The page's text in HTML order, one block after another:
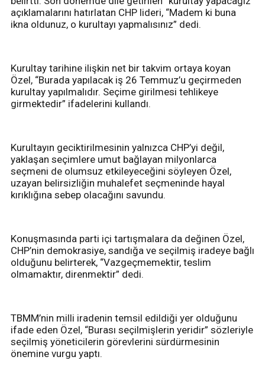
açıklamalarını hatırlatan CHP lideri, “Madem ki buna
ikna oldunuz, o kurultayı yapmalısınız” dedi.
Kurultay tarihine ilişkin net bir takvim ortaya koyan
Özel, “Burada yapılacak iş 26 Temmuz’u geçirmeden
kurultay yapılmalıdır. Seçime girilmesi tehlikeye
girmektedir” ifadelerini kullandı.
Kurultayın geciktirilmesinin yalnızca CHP’yi değil,
yaklaşan seçimlere umut bağlayan milyonlarca
seçmeni de olumsuz etkileyeceğini söyleyen Özel,
uzayan belirsizliğin muhalefet seçmeninde hayal
kırıklığına sebep olacağını savundu.
Konuşmasında parti içi tartışmalara da değinen Özel,
CHP’nin demokrasiye, sandığa ve seçilmiş iradeye bağlı
olduğunu belirterek, “Vazgeçmemektir, teslim
olmamaktır, direnmektir” dedi.
TBMM’nin milli iradenin temsil edildiği yer olduğunu
ifade eden Özel, “Burası seçilmişlerin yeridir” sözleriyle
seçilmiş yöneticilerin görevlerini sürdürmesinin
önemine vurgu yaptı.